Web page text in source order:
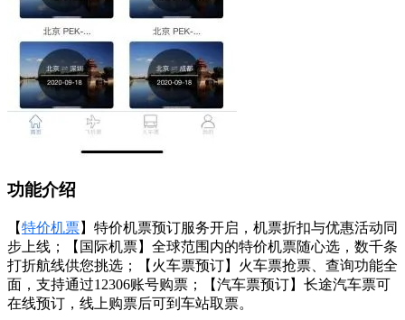
功能介绍
【特价机票】特价机票预订服务开启，机票折扣与优惠活动同
步上线；【国际机票】全球范围内的特价机票随心选，数千条
打折航线供您挑选；【火车票预订】火车票抢票、查询功能全
面，支持通过12306账号购票；【汽车票预订】长途汽车票可
在线预订，线上购票后可到车站取票。